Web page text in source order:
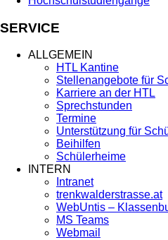
SERVICE
ALLGEMEIN
HTL Kantine
Stellenangebote für
Karriere an der HTL
Sprechstunden
Termine
Unterstützung für
Beihilfen
Schülerheime
INTERN
Intranet
trenkwalderstrasse.at
WebUntis –
MS Teams
Webmail